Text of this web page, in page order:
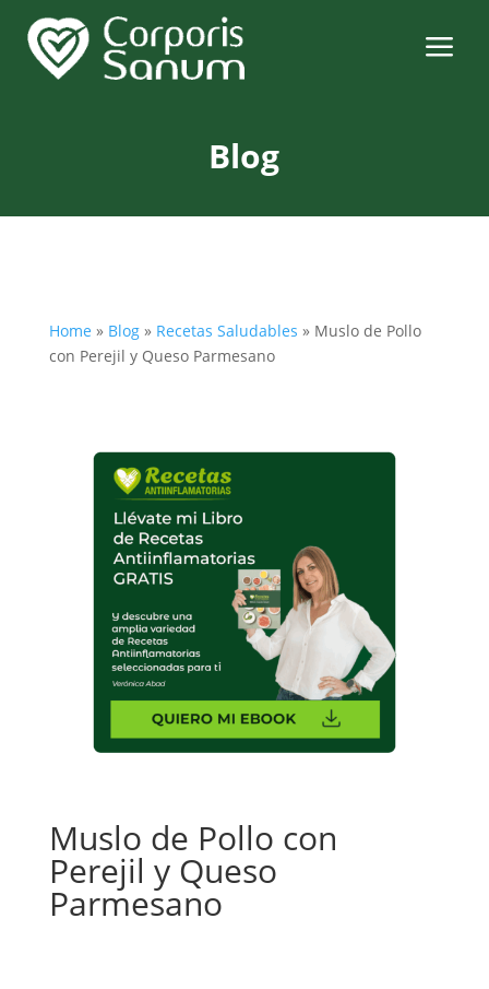
a
Blog
Home » Blog» Recetas Saludables » Muslo de Pollo
con Perejil y Queso Parmesano
Muslo de Pollo con
Perejil y Queso
Parmesano